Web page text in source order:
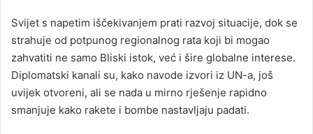
Svijet s napetim iščekivanjem prati razvoj situacije, dok se
strahuje od potpunog regionalnog rata koji bi mogao
zahvatiti ne samo Bliski istok, već i šire globalne interese.
Diplomatski kanali su, kako navode izvori iz UN-a, još
uvijek otvoreni, ali se nada u mirno rješenje rapidno
smanjuje kako rakete i bombe nastavljaju padati.